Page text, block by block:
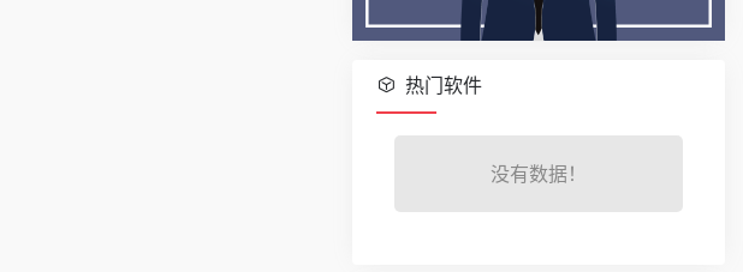
热门软件
没有数据！